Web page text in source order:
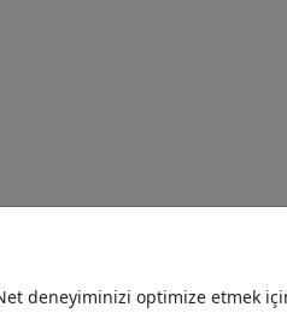
deneyiminizi optimize etmek